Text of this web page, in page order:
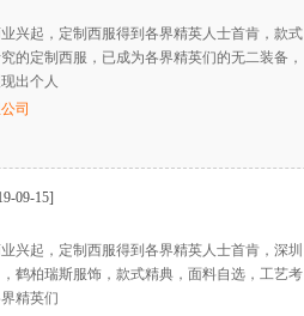
兴起，定制西服得到各界精英人士首肯，款式
的定制西服，已成为各界精英们的无二装备，
出个人
司
09-15]
兴起，定制西服得到各界精英人士首肯，深圳
鹤柏瑞斯服饰，款式精典，面料自选，工艺考
精英们